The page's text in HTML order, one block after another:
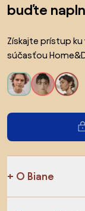
buďte
Získajte prístup
súčasťou
O Biane